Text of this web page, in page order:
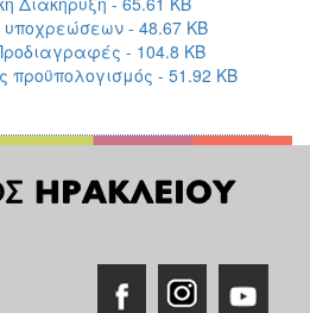
- 48.67 KB
- 104.8 KB
προϋπολογισμός - 51.92 KB